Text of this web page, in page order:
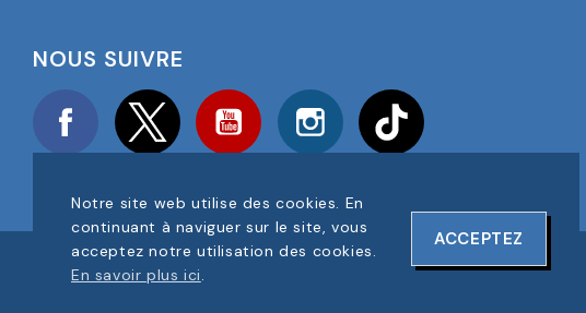
NOUS SUIVRE
Facebook Twitter YouTube Instagram
COPYRIGHT © 2025 FOOTBALL AMERICA UK TOUS DROITS RÉSERVÉS
Notre site web utilise des cookies. En
continuant à naviguer sur le site, vous
acceptez notre utilisation des cookies.
En savoir plus ici.
ACCEPTEZ